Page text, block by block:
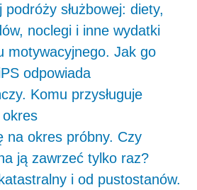
służbowej: diety,
noclegi i inne wydatki
motywacyjnego. Jak go
odpowiada
Komu przysługuje
okres
na okres próbny. Czy
ją zawrzeć tylko raz?
i od pustostanów.